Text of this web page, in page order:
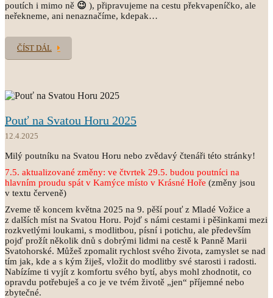
poutích i mimo ně 😉 ), připravujeme na cestu překvapeníčko, ale
neřekneme, ani nenaznačíme, kdepak…
ČÍST DÁL
Pouť na Svatou Horu 2025
12.4.2025
Milý poutníku na Svatou Horu nebo zvědavý čtenáři této stránky!
7.5. aktualizované změny: ve čtvrtek 29.5. budou poutníci na
hlavním proudu spát v Kamýce místo v Krásné Hoře (změny jsou
v textu červeně)
Zveme tě koncem května 2025 na 9. pěší pouť z Mladé Vožice a
z dalších míst na Svatou Horu. Pojď s námi cestami i pěšinkami mezi
rozkvetlými loukami, s modlitbou, písní i potichu, ale především
pojď prožít několik dnů s dobrými lidmi na cestě k Panně Marii
Svatohorské. Můžeš zpomalit rychlost svého života, zamyslet se nad
tím jak, kde a s kým žiješ, vložit do modlitby své starosti i radosti.
Nabízíme ti vyjít z komfortu svého bytí, abys mohl zhodnotit, co
opravdu potřebuješ a co je ve tvém životě „jen“ příjemné nebo
zbytečné.